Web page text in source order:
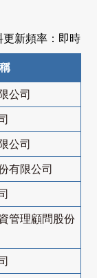
更新頻率：即時
公司
公司
有限公司
管理顧問股份